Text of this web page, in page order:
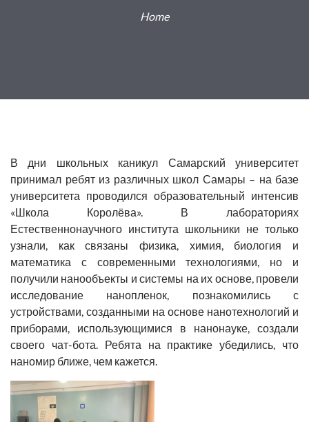
Home
В дни школьных каникул Самарский университет
принимал ребят из различных школ Самары – на базе
университета проводился образовательный интенсив
«Школа Королёва». В лабораториях
Естественнонаучного института школьники не только
узнали, как связаны физика, химия, биология и
математика с современными технологиями, но и
получили нанообъекты и системы на их основе, провели
исследование нанопленок, познакомились с
устройствами, созданными на основе нанотехнологий и
приборами, использующимися в нанонауке, создали
своего чат-бота. Ребята на практике убедились, что
наномир ближе, чем кажется.